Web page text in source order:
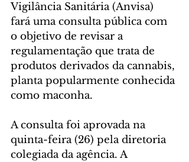
Vigilância Sanitária (Anvisa)
fará uma consulta pública com
o objetivo de revisar a
regulamentação que trata de
produtos derivados da cannabis,
planta popularmente conhecida
como maconha.
A consulta foi aprovada na
quinta-feira (26) pela diretoria
colegiada da agência. A